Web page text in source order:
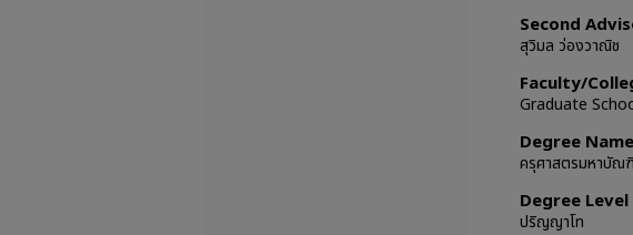
Second
สุวิมล ว่องวาณิช
Faculty/
Graduate
Degree Name
ครุศาสตรมหาบัณ
Degree Level
ปริญญาโท